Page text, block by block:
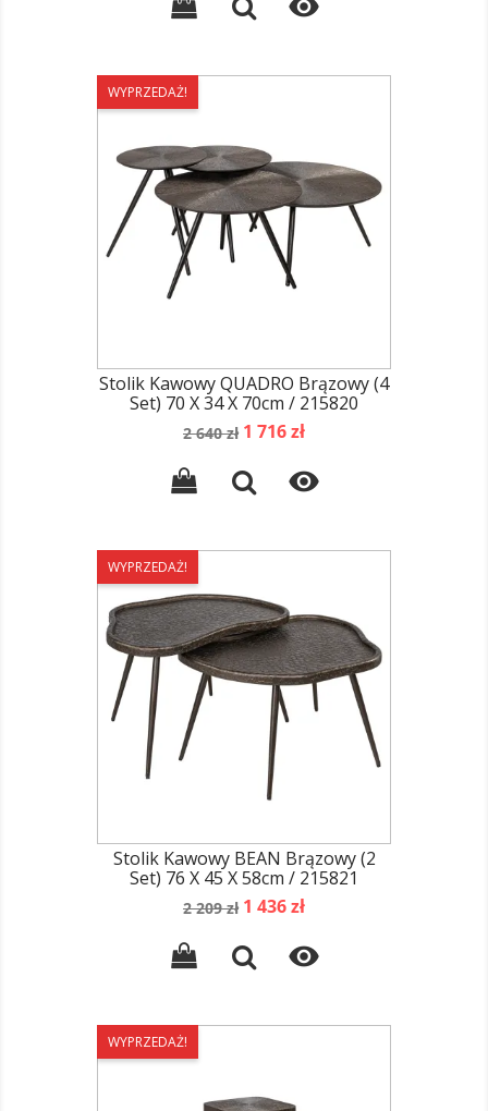

WYPRZEDAŻ!
Stolik Kawowy QUADRO Brązowy (4
Set) 70 X 34 X 70cm / 215820
Cena
2 640 zł Cena
1 716 zł

WYPRZEDAŻ!
Stolik Kawowy BEAN Brązowy (2
Set) 76 X 45 X 58cm / 215821
Cena
2 209 zł Cena
1 436 zł

WYPRZEDAŻ!